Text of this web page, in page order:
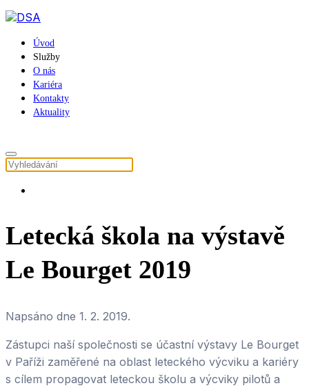
Úvod
Služby
O nás
Kariéra
Kontakty
Aktuality
Letecká škola na výstavě
Le Bourget 2019
Napsáno dne 1. 2. 2019.
Zástupci naší společnosti se účastní výstavy Le Bourget
v Paříži zaměřené na oblast leteckého výcviku a kariéry
s cílem propagovat leteckou školu a výcviky pilotů a